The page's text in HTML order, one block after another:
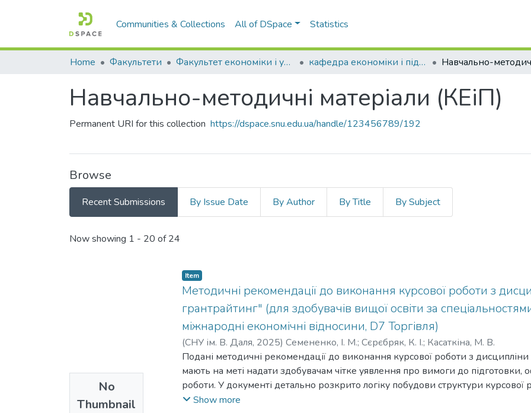
Communities & Collections All of DSpace Statistics
Home Факультети Факультет економіки і управління кафедра економіки і підприємництва
Навчально-методичні матеріали (КЕіП)
Permanent URI for this collection https://dspace.snu.edu.ua/handle/123456789/192
Browse
Recent Submissions By Issue Date By Author By Title By Subject
Recent Submissions
Now showing 1 - 20 of 24
No
Thumbnail
Item
Методичні рекомендації до виконання курсової роботи з
грантрайтинг" (для здобувачів вищої освіти за
міжнародні економічні відносини, D7 Торгівля)
(СНУ ім. В. Даля, 2025) Семененко, І. М.; Сєрєбряк, К. І.; Касаткіна, М. В.
Подані методичні рекомендації до виконання курсової роботи з
мають на меті надати здобувачам чітке уявлення про вимоги до підготовки,
роботи. У документі детально розкрито логіку побудови структури курсової
кожного його розділу, описано послідовність розроблення грантової заявки
Show more